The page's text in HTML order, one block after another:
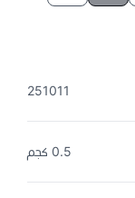
251011
0.5 كجم